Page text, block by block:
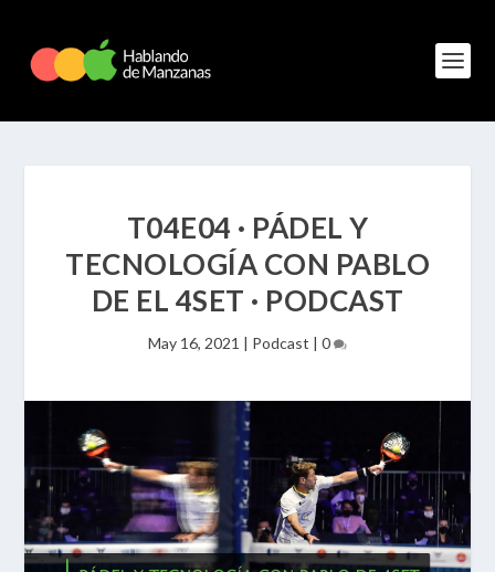
T04E04 · PÁDEL Y
TECNOLOGÍA CON PABLO
DE EL 4SET · PODCAST
May 16, 2021 | Podcast | 0